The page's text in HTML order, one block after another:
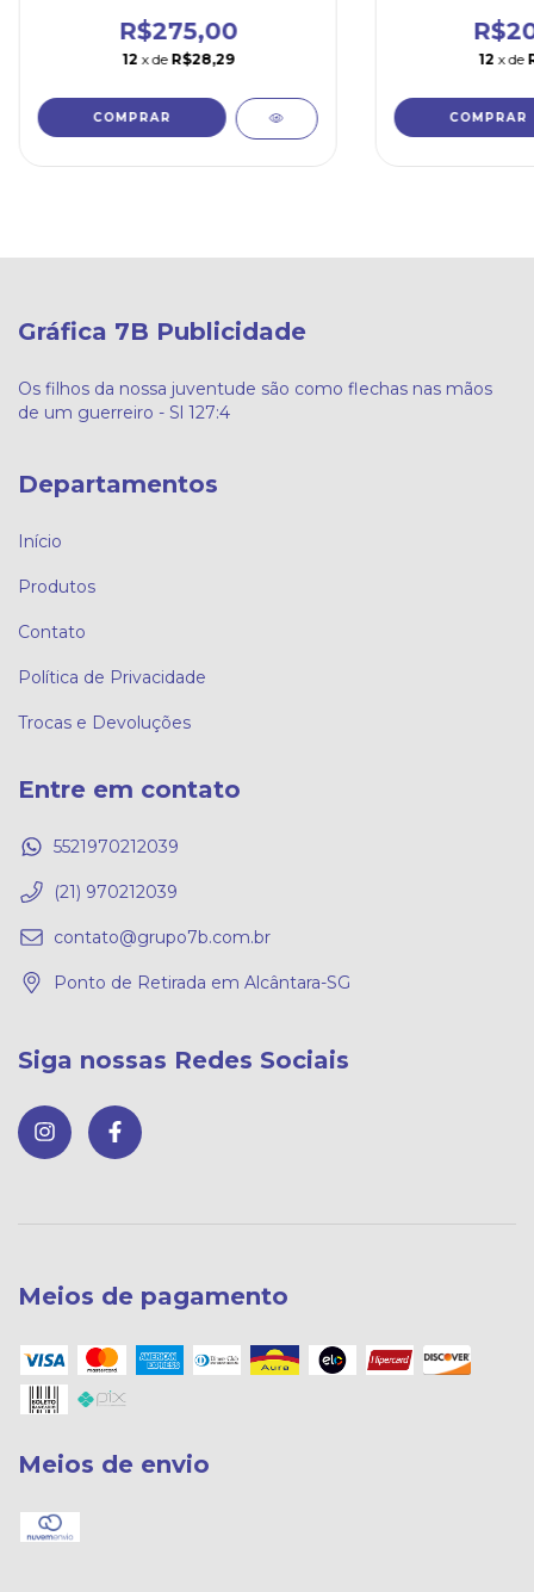
R$275,00
12 x de R$28,29
COMPRAR
12 x de
COMPRAR
Gráfica 7B Publicidade
Os filhos da nossa juventude são como flechas nas mãos
de um guerreiro - Sl 127:4
Departamentos
Início
Produtos
Contato
Política de Privacidade
Trocas e Devoluções
Entre em contato
5521970212039
(21) 970212039
contato@grupo7b.com.br
Ponto de Retirada em Alcântara-SG
Siga nossas Redes Sociais
Meios de pagamento
Meios de envio